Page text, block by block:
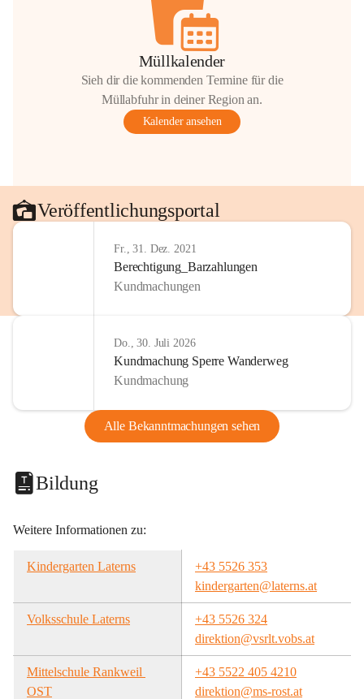
Müllkalender
Sieh dir die kommenden Termine für die
Müllabfuhr in deiner Region an.
Kalender ansehen
Veröffentlichungsportal
Fr., 31. Dez. 2021
Berechtigung_Barzahlungen
Kundmachungen
Do., 30. Juli 2026
Kundmachung Sperre Wanderweg
Kundmachung
Alle Bekanntmachungen sehen
Bildung
Weitere Informationen zu:
Kindergarten Laterns
+43 5526 353
kindergarten@laterns.at
Volksschule Laterns
+43 5526 324
direktion@vsrlt.vobs.at
Mittelschule Rankweil
OST
+43 5522 405 4210
direktion@ms-rost.at